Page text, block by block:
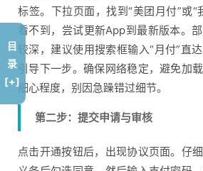
标签。下拉页面，找到“美团月付”或“
看不到，尝试更新App到最新版本。
较深，建议使用搜索框输入“月付”直
引导下一步。确保网络稳定，避免加
细心程度，别因急躁错过细节。
第二步：提交申请与审核
点击开通按钮后，出现协议页面。仔
目
录
[+]